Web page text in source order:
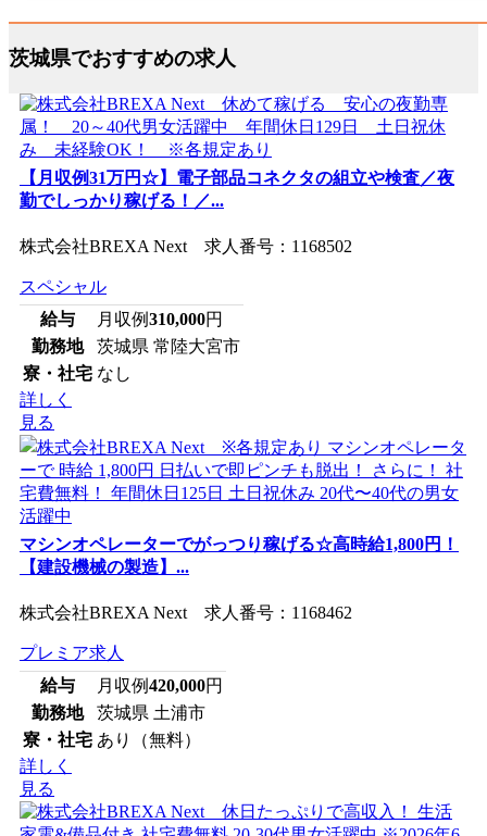
茨城県でおすすめの求人
【月収例31万円☆】電子部品コネクタの組立や検査／夜
勤でしっかり稼げる！／...
株式会社BREXA Next 求人番号：1168502
スペシャル
給与
月収例310,000円
勤務地
茨城県 常陸大宮市
寮・社宅 なし
詳しく
見る
マシンオペレーターでがっつり稼げる☆高時給1,800円！
【建設機械の製造】...
株式会社BREXA Next 求人番号：1168462
プレミア求人
給与
月収例420,000円
勤務地
茨城県 土浦市
寮・社宅 あり（無料）
詳しく
見る